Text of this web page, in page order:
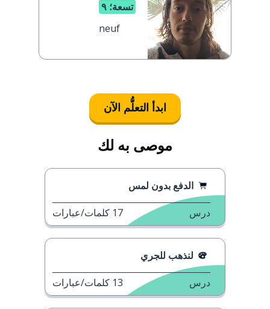
تسعة؛ ٩
neuf
ابدأ التعلُّم الآن
موصى به لك
الدفع بدون لمس
درس 17 كلمات/عبارات
لنذهب للجري
درس 13 كلمات/عبارات